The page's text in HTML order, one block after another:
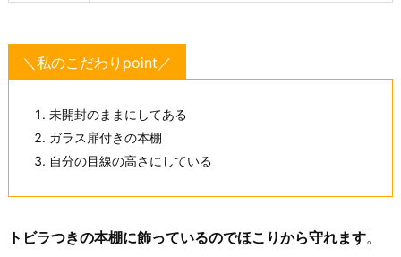
＼私のこだわりpoint／
未開封のままにしてある
ガラス扉付きの本棚
自分の目線の高さにしている
トビラつきの本棚に飾っているのでほこりから守れます。